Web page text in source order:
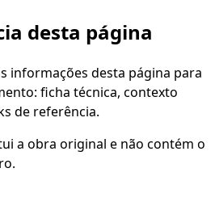
desta página
informações desta página para
ficha técnica, contexto
de referência.
a obra original e não contém o